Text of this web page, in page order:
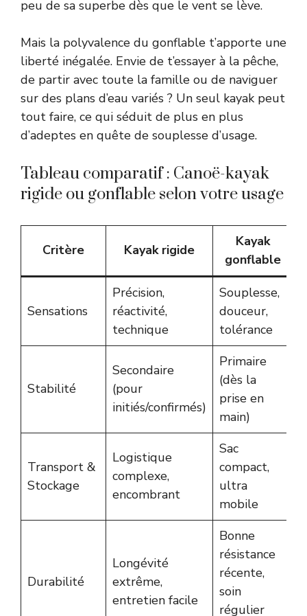
peu de sa superbe dès que le vent se lève.
Mais la polyvalence du gonflable t’apporte une
liberté inégalée. Envie de t’essayer à la pêche,
de partir avec toute la famille ou de naviguer
sur des plans d’eau variés ? Un seul kayak peut
tout faire, ce qui séduit de plus en plus
d’adeptes en quête de souplesse d’usage.
Tableau comparatif : Canoë-kayak
rigide ou gonflable selon votre usage
Critère Kayak rigide
Kayak
gonflable
Sensations
Précision,
réactivité,
technique
Souplesse,
douceur,
tolérance
Stabilité
Secondaire
(pour
initiés/confirmés)
Primaire
(dès la
prise en
main)
Transport &
Stockage
Logistique
complexe,
encombrant
Sac
compact,
ultra
mobile
Durabilité
Longévité
extrême,
entretien facile
Bonne
résistance
récente,
soin
régulier